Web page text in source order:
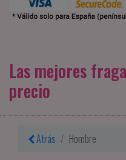
Las mejores
precio
Atrás
Hombre